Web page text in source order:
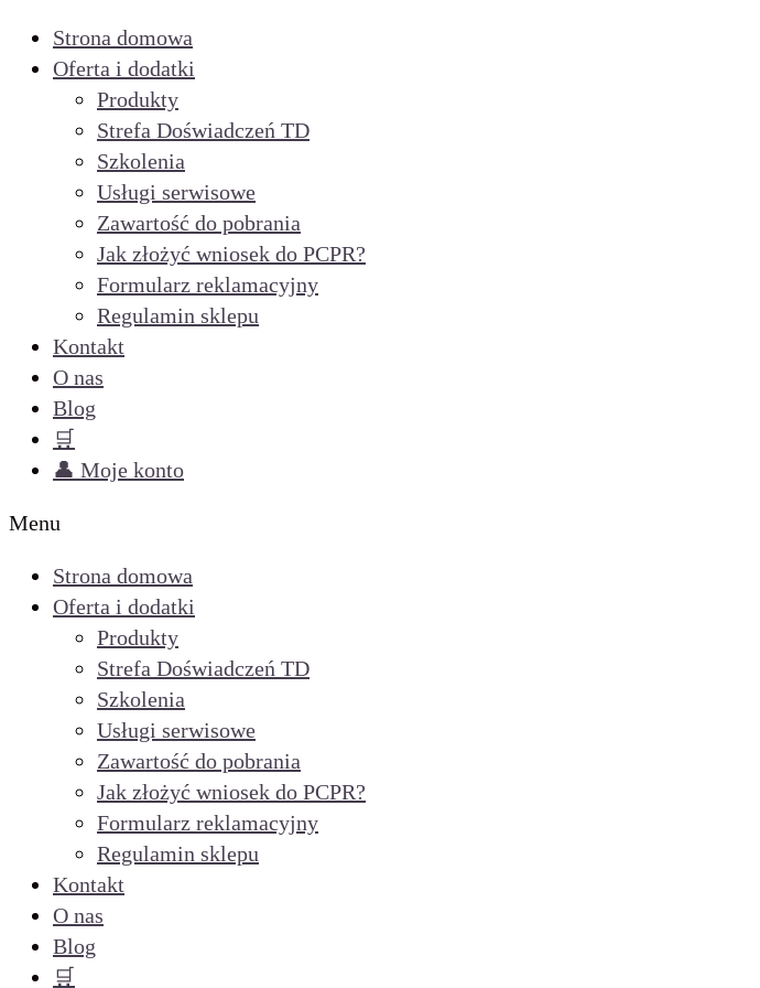
Strona domowa
Oferta i dodatki
Produkty
Strefa Doświadczeń TD
Szkolenia
Usługi serwisowe
Zawartość do pobrania
Jak złożyć wniosek do PCPR?
Formularz reklamacyjny
Regulamin sklepu
Kontakt
O nas
Blog
🛒
👤 Moje konto
Menu
Strona domowa
Oferta i dodatki
Produkty
Strefa Doświadczeń TD
Szkolenia
Usługi serwisowe
Zawartość do pobrania
Jak złożyć wniosek do PCPR?
Formularz reklamacyjny
Regulamin sklepu
Kontakt
O nas
Blog
🛒